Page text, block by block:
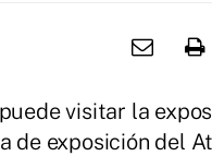
visitar la
de exposición del